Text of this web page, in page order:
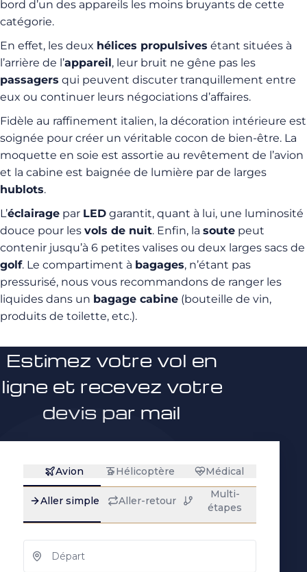
bord d’un des appareils les moins bruyants de cette
catégorie.
En effet, les deux hélices propulsives étant situées à
l’arrière de l’appareil, leur bruit ne gêne pas les
passagers qui peuvent discuter tranquillement entre
eux ou continuer leurs négociations d’affaires.
Fidèle au raffinement italien, la décoration intérieure est
soignée pour créer un véritable cocon de bien-être. La
moquette en soie est assortie au revêtement de l’avion
et la cabine est baignée de lumière par de larges
hublots.
L’éclairage par LED garantit, quant à lui, une luminosité
douce pour les vols de nuit. Enfin, la soute peut
contenir jusqu’à 6 petites valises ou deux larges sacs de
golf. Le compartiment à bagages, n’étant pas
pressurisé, nous vous recommandons de ranger les
liquides dans un bagage cabine (bouteille de vin,
produits de toilette, etc.).
Estimez votre vol en
ligne et recevez votre
devis par mail